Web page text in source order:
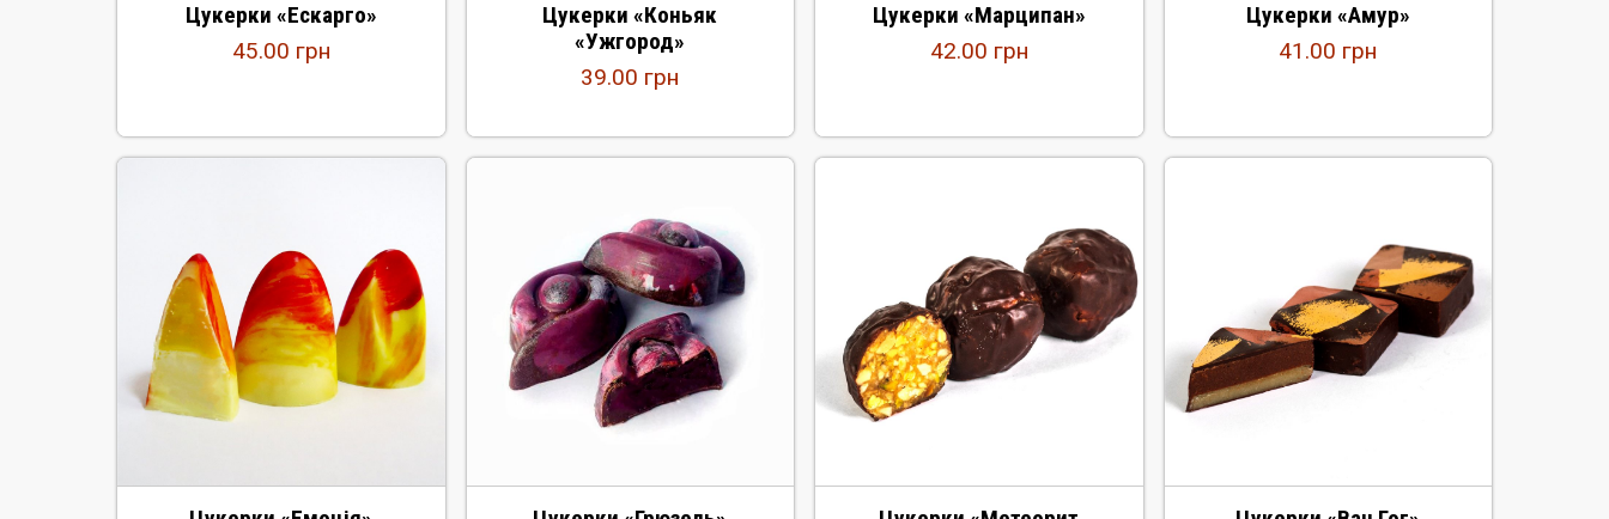
Цукерки «Ескарго»
45.00 грн
Цукерки «Коньяк
«Ужгород»
39.00 грн
Цукерки «Марципан»
42.00 грн
Цукерки «Амур»
41.00 грн